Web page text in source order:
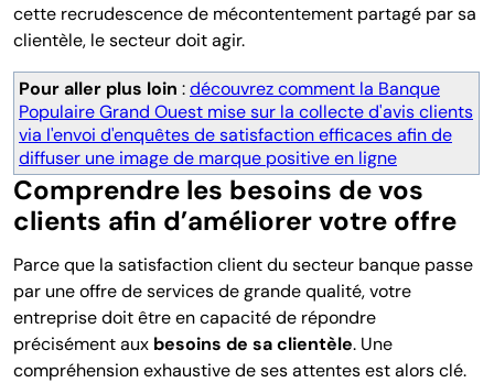
cette recrudescence de mécontentement partagé par sa
clientèle, le secteur doit agir.
Pour aller plus loin :découvrez comment la Banque
Populaire Grand Ouest mise sur la collecte d'avis clients
via l'envoi d'enquêtes de satisfaction efficaces afin de
diffuser une image de marque positive en ligne
Comprendre les besoins de vos
clients afin d’améliorer votre offre
Parce que la satisfaction client du secteur banque passe
par une offre de services de grande qualité, votre
entreprise doit être en capacité de répondre
précisément aux besoins de sa clientèle. Une
compréhension exhaustive de ses attentes est alors clé.